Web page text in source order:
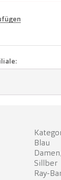
BUCHEN
Blau
Sillber
Ray-